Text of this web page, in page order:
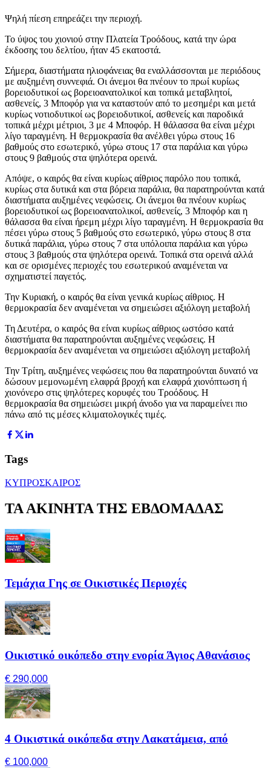
Ψηλή πίεση επηρεάζει την περιοχή.
Το ύψος του χιονιού στην Πλατεία Τροόδους, κατά την ώρα
έκδοσης του δελτίου, ήταν 45 εκατοστά.
Σήμερα, διαστήματα ηλιοφάνειας θα εναλλάσσονται με περιόδους
με αυξημένη συννεφιά. Οι άνεμοι θα πνέουν το πρωί κυρίως
βορειοδυτικοί ως βορειοανατολικοί και τοπικά μεταβλητοί,
ασθενείς, 3 Μποφόρ για να καταστούν από το μεσημέρι και μετά
κυρίως νοτιοδυτικοί ως βορειοδυτικοί, ασθενείς και παροδικά
τοπικά μέχρι μέτριοι, 3 με 4 Μποφόρ. Η θάλασσα θα είναι μέχρι
λίγο ταραγμένη. Η θερμοκρασία θα ανέλθει γύρω στους 16
βαθμούς στο εσωτερικό, γύρω στους 17 στα παράλια και γύρω
στους 9 βαθμούς στα ψηλότερα ορεινά.
Απόψε, ο καιρός θα είναι κυρίως αίθριος παρόλο που τοπικά,
κυρίως στα δυτικά και στα βόρεια παράλια, θα παρατηρούνται κατά
διαστήματα αυξημένες νεφώσεις. Οι άνεμοι θα πνέουν κυρίως
βορειοδυτικοί ως βορειοανατολικοί, ασθενείς, 3 Μποφόρ και η
θάλασσα θα είναι ήρεμη μέχρι λίγο ταραγμένη. Η θερμοκρασία θα
πέσει γύρω στους 5 βαθμούς στο εσωτερικό, γύρω στους 8 στα
δυτικά παράλια, γύρω στους 7 στα υπόλοιπα παράλια και γύρω
στους 3 βαθμούς στα ψηλότερα ορεινά. Τοπικά στα ορεινά αλλά
και σε ορισμένες περιοχές του εσωτερικού αναμένεται να
σχηματιστεί παγετός.
Την Κυριακή, ο καιρός θα είναι γενικά κυρίως αίθριος. Η
θερμοκρασία δεν αναμένεται να σημειώσει αξιόλογη μεταβολή
Τη Δευτέρα, ο καιρός θα είναι κυρίως αίθριος ωστόσο κατά
διαστήματα θα παρατηρούνται αυξημένες νεφώσεις. Η
θερμοκρασία δεν αναμένεται να σημειώσει αξιόλογη μεταβολή
Την Τρίτη, αυξημένες νεφώσεις που θα παρατηρούνται δυνατό να
δώσουν μεμονωμένη ελαφρά βροχή και ελαφρά χιονόπτωση ή
χιονόνερο στις ψηλότερες κορυφές του Τροόδους. Η
θερμοκρασία θα σημειώσει μικρή άνοδο για να παραμείνει πιο
πάνω από τις μέσες κλιματολογικές τιμές.
Tags
ΚΥΠΡΟΣΚΑΙΡΟΣ
ΤΑ ΑΚΙΝΗΤΑ ΤΗΣ ΕΒΔΟΜΑΔΑΣ
Τεμάχια Γης σε Οικιστικές Περιοχές
Οικιστικό οικόπεδο στην ενορία Άγιος Αθανάσιος
€ 290,000
4 Οικιστικά οικόπεδα στην Λακατάμεια, από
€ 100,000